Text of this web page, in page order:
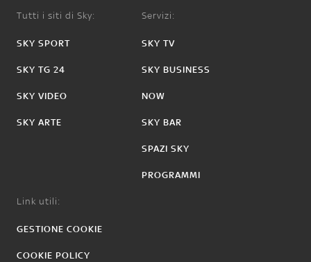
Tutti i siti di Sky:
SKY SPORT
SKY TG 24
SKY VIDEO
SKY ARTE
Servizi:
SKY TV
SKY BUSINESS
NOW
SKY BAR
SPAZI SKY
PROGRAMMI
Link utili:
GESTIONE COOKIE
COOKIE POLICY